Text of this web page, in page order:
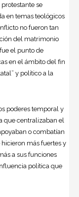
se
en temas teológicos
no fueron tan
del matrimonio
el punto de
en el ámbito del fin
y político a la
poderes temporal y
que centralizaban el
o combatían
hicieron más fuertes y
a sus funciones
política que